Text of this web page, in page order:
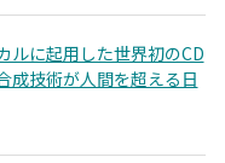
ルに起用した世界初のCD
成技術が人間を超える日